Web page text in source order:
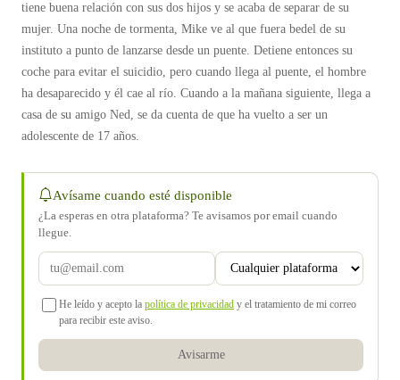
tiene buena relación con sus dos hijos y se acaba de separar de su
mujer. Una noche de tormenta, Mike ve al que fuera bedel de su
instituto a punto de lanzarse desde un puente. Detiene entonces su
coche para evitar el suicidio, pero cuando llega al puente, el hombre
ha desaparecido y él cae al río. Cuando a la mañana siguiente, llega a
casa de su amigo Ned, se da cuenta de que ha vuelto a ser un
adolescente de 17 años.
Avísame cuando esté disponible
¿La esperas en otra plataforma? Te avisamos por email cuando
llegue.
He leído y acepto la política de privacidad y el tratamiento de mi correo
para recibir este aviso.
Avisarme